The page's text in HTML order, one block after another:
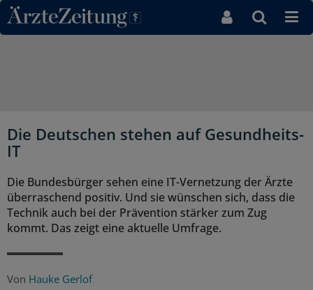
Direkt zum Inhaltsbereich
Die Deutschen stehen auf Gesundheits-
IT
Die Bundesbürger sehen eine IT-Vernetzung der Ärzte
überraschend positiv. Und sie wünschen sich, dass die
Technik auch bei der Prävention stärker zum Zug
kommt. Das zeigt eine aktuelle Umfrage.
Von Hauke Gerlof